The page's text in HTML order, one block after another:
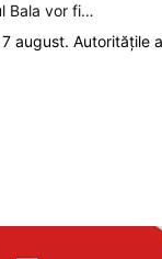
Bala vor fi…
august. Autoritățile